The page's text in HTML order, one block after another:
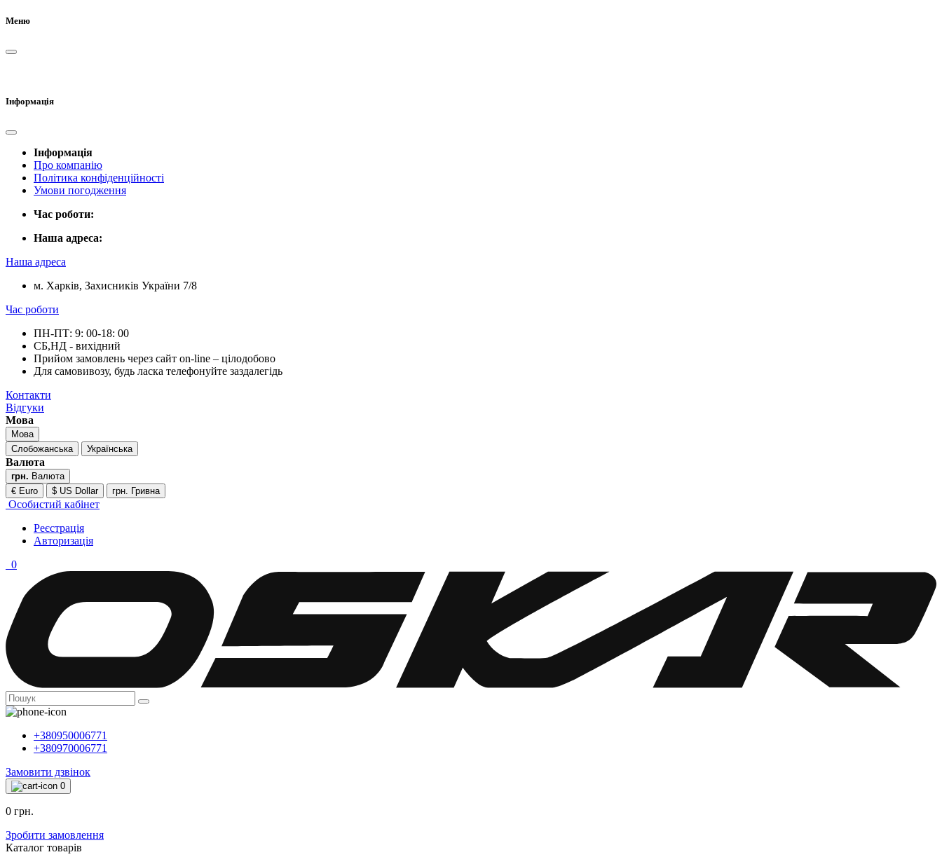
Меню
Інформація
Інформація
Про компанію
Політика конфіденційності
Умови погодження
Час роботи:
Наша адреса:
Наша адреса
м. Харків, Захисників України 7/8
Час роботи
ПН-ПТ: 9: 00-18: 00
СБ,НД - вихідний
Прийом замовлень через сайт on-line – цілодобово
Для самовивозу, будь ласка телефонуйте заздалегідь
Контакти
Відгуки
Мова
Мова
Слобожанська
Українська
Валюта
грн. Валюта
€ Euro
$ US Dollar грн. Гривна
Особистий кабінет
Реєстрація
Авторизація
0
+380950006771
+380970006771
Замовити дзвінок
0
0 грн.
Зробити замовлення
Каталог товарiв